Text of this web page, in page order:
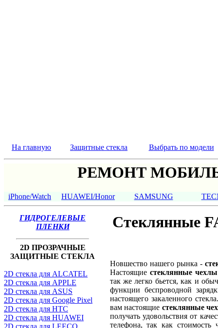
На главную Защитные стекла Выбрать по модели
РЕМОНТ
iPhone/Watch HUAWEI/Honor SAMSUNG
ГИДРОГЕЛЕВЫЕ
ПЛЕНКИ
2D ПРОЗРАЧНЫЕ
ЗАЩИТНЫЕ СТЕКЛА
2D стекла для ALCATEL
2D стекла для APPLE
2D стекла для ASUS
2D стекла для Google Pixel
2D стекла для HTC
2D стекла для HUAWEI
2D стекла для LEECO
Стеклянные
Новшество нашего рынка -
Настоящие стеклянные чехлы
так же легко бьется, как и
функции беспроводной
настоящего закаленного
вам настоящие стеклянные
получать удовольствия от
телефона, так как